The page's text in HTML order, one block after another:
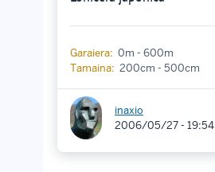
Garaiera: 0m - 600m
Tamaina: 200cm - 500cm
inaxio
2006/05/27 - 19:54